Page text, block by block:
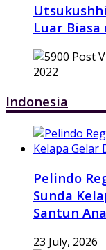
Luar
2022
Indonesia
Pelindo
Sunda
Santun
23 July, 2026